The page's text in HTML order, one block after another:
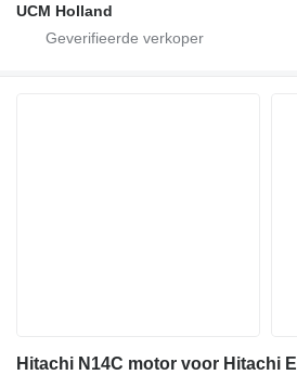
UCM Holland